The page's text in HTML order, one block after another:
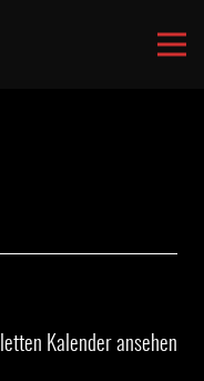
Kalender ansehen